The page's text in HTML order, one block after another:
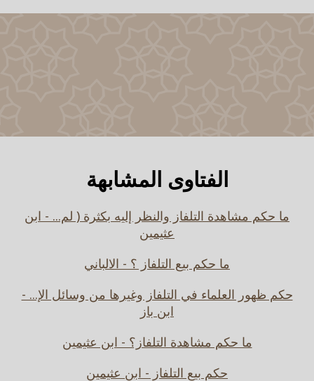
الفتاوى المشابهة
ما حكم مشاهدة التلفاز والنظر إليه بكثرة ( لم... - ابن
عثيمين
ما حكم بيع التلفاز ؟ - الالباني
حكم ظهور العلماء في التلفاز وغيرها من وسائل الإ... -
ابن باز
ما حكم مشاهدة التلفاز؟ - ابن عثيمين
حكم بيع التلفاز - ابن عثيمين